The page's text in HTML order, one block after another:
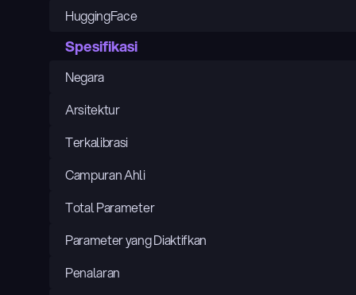
HuggingFace
Spesifikasi
Negara
Arsitektur
Terkalibrasi
Campuran Ahli
Total Parameter
Parameter yang Diaktifkan
Penalaran